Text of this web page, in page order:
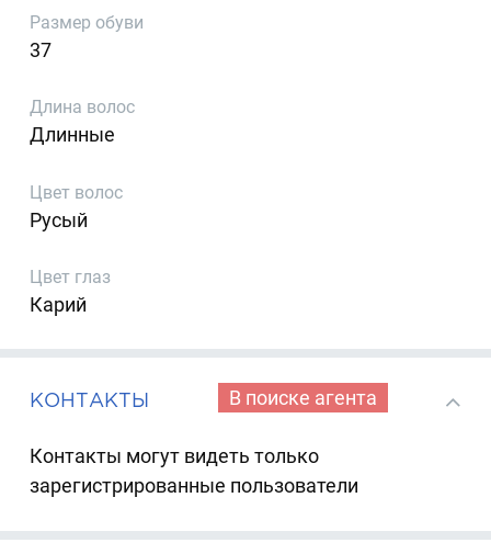
Размер обуви
37
Длина волос
Длинные
Цвет волос
Русый
Цвет глаз
Карий
КОНТАКТЫ В поиске агента
Контакты могут видеть только
зарегистрированные пользователи